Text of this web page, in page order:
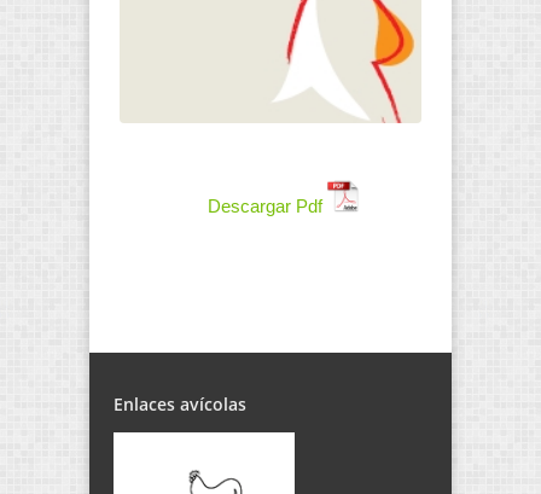
Descargar Pdf
Enlaces avícolas